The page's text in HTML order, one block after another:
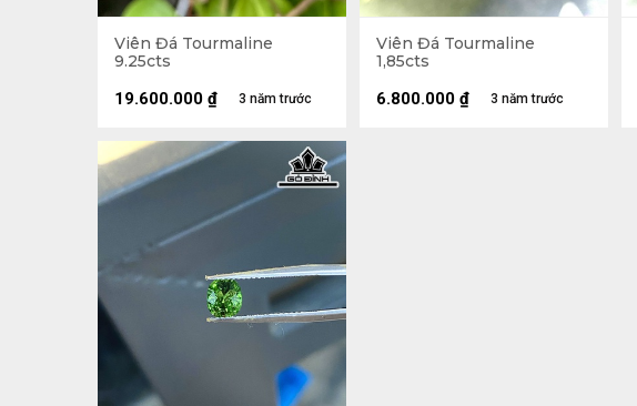
Viên Đá Tourmaline
9.25cts
3 năm trước
19.600.000 ₫
Viên Đá Tourmaline
1,85cts
3 năm trước
6.800.000 ₫